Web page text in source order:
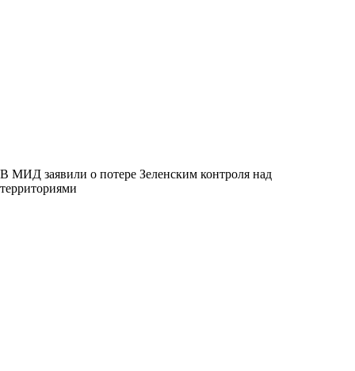
В МИД заявили о потере Зеленским контроля над
территориями